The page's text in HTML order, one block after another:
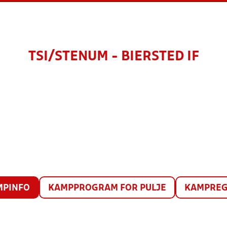
TSI/STENUM - BIERSTED IF
KAMPPROGRAM FOR PULJE